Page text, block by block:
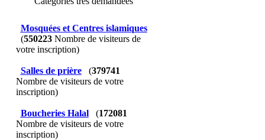
Mosquées et Centres islamiques
(550223Nombre de visiteurs de
votre inscription)
Salles de prière (379741
Nombre de visiteurs de votre
inscription)
Boucheries Halal (172081
Nombre de visiteurs de votre
inscription)